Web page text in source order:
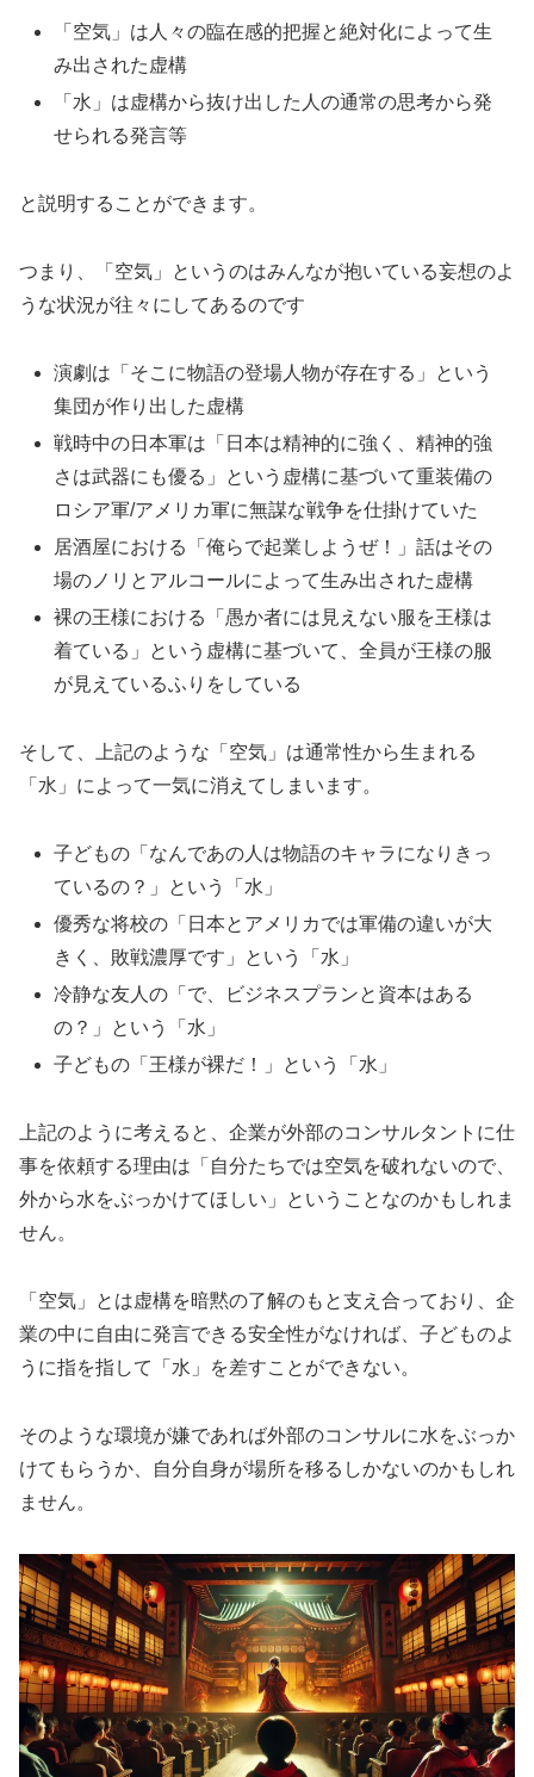
「空気」は人々の臨在感的把握と絶対化によって生
み出された虚構
「水」は虚構から抜け出した人の通常の思考から発
せられる発言等
と説明することができます。
つまり、「空気」というのはみんなが抱いている妄想のよ
うな状況が往々にしてあるのです
演劇は「そこに物語の登場人物が存在する」という
集団が作り出した虚構
戦時中の日本軍は「日本は精神的に強く、精神的強
さは武器にも優る」という虚構に基づいて重装備の
ロシア軍/アメリカ軍に無謀な戦争を仕掛けていた
居酒屋における「俺らで起業しようぜ！」話はその
場のノリとアルコールによって生み出された虚構
裸の王様における「愚か者には見えない服を王様は
着ている」という虚構に基づいて、全員が王様の服
が見えているふりをしている
そして、上記のような「空気」は通常性から生まれる
「水」によって一気に消えてしまいます。
子どもの「なんであの人は物語のキャラになりきっ
ているの？」という「水」
優秀な将校の「日本とアメリカでは軍備の違いが大
きく、敗戦濃厚です」という「水」
冷静な友人の「で、ビジネスプランと資本はある
の？」という「水」
子どもの「王様が裸だ！」という「水」
上記のように考えると、企業が外部のコンサルタントに仕
事を依頼する理由は「自分たちでは空気を破れないので、
外から水をぶっかけてほしい」ということなのかもしれま
せん。
「空気」とは虚構を暗黙の了解のもと支え合っており、企
業の中に自由に発言できる安全性がなければ、子どものよ
うに指を指して「水」を差すことができない。
そのような環境が嫌であれば外部のコンサルに水をぶっか
けてもらうか、自分自身が場所を移るしかないのかもしれ
ません。